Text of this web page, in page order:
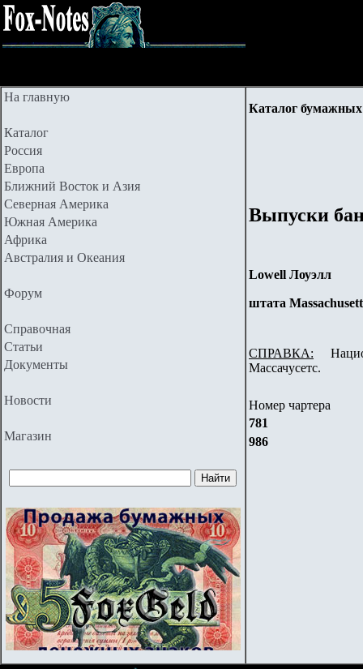
На главную
Каталог
Россия
Европа
Ближний Восток и Азия
Северная Америка
Южная Америка
Африка
Австралия и Океания
Форум
Справочная
Статьи
Документы
Новости
Магазин
Каталог
Выпуски
Lowell Лоуэлл
штата
СПРАВКА:
Массачусетс.
Номер чартера
781
986